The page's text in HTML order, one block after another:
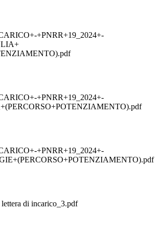
+PNRR+19_2024+-
+PNRR+19_2024+-
+PNRR+19_2024+-
di incarico_3.pdf